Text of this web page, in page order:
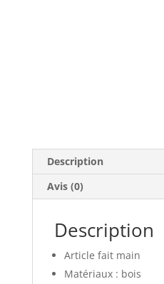
Description
Avis (0)
Description
Article fait main
Matériaux : bois